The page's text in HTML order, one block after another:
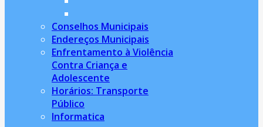
Conselhos Municipais
Endereços Municipais
Enfrentamento à Violência
Contra Criança e
Adolescente
Horários: Transporte
Público
Informatica